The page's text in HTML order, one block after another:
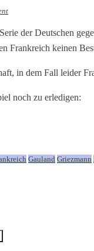
der Deutschen
Frankreich keinen
in dem Fall leider
noch zu erledigen:
Gauland Griezmann